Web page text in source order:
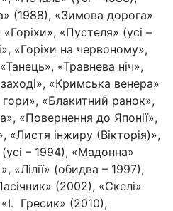
(1988), «Зимова дорога»
«Пустеля» (усі –
«Горіхи на червоному»,
«Травнева ніч»,
«Кримська венера»
гори», «Блакитний ранок»,
«Повернення до Японії»,
«Листя інжиру (Вікто­рія)»,
– 1994), «Мадонна»
«Лілії» (обидва – 1997),
(2002), «Скелі»
Гресик» (2010),